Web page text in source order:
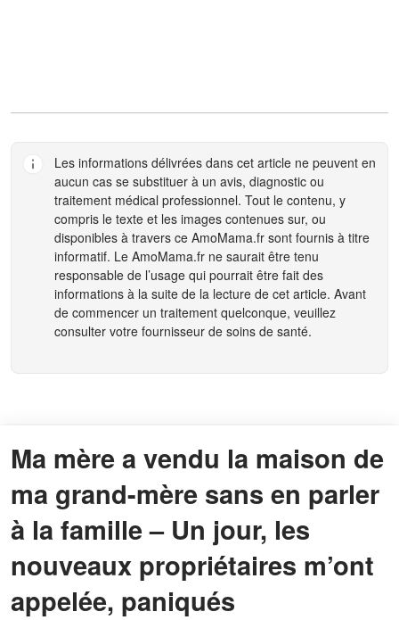
Les informations délivrées dans cet article ne peuvent en
aucun cas se substituer à un avis, diagnostic ou
traitement médical professionnel. Tout le contenu, y
compris le texte et les images contenues sur, ou
disponibles à travers ce AmoMama.fr sont fournis à titre
informatif. Le AmoMama.fr ne saurait être tenu
responsable de l’usage qui pourrait être fait des
informations à la suite de la lecture de cet article. Avant
de commencer un traitement quelconque, veuillez
consulter votre fournisseur de soins de santé.
Ma mère a vendu la maison de
ma grand-mère sans en parler
à la famille – Un jour, les
nouveaux propriétaires m’ont
appelée, paniqués